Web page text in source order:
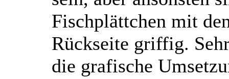
Fischplättchen mit
Rückseite griffig.
die grafische